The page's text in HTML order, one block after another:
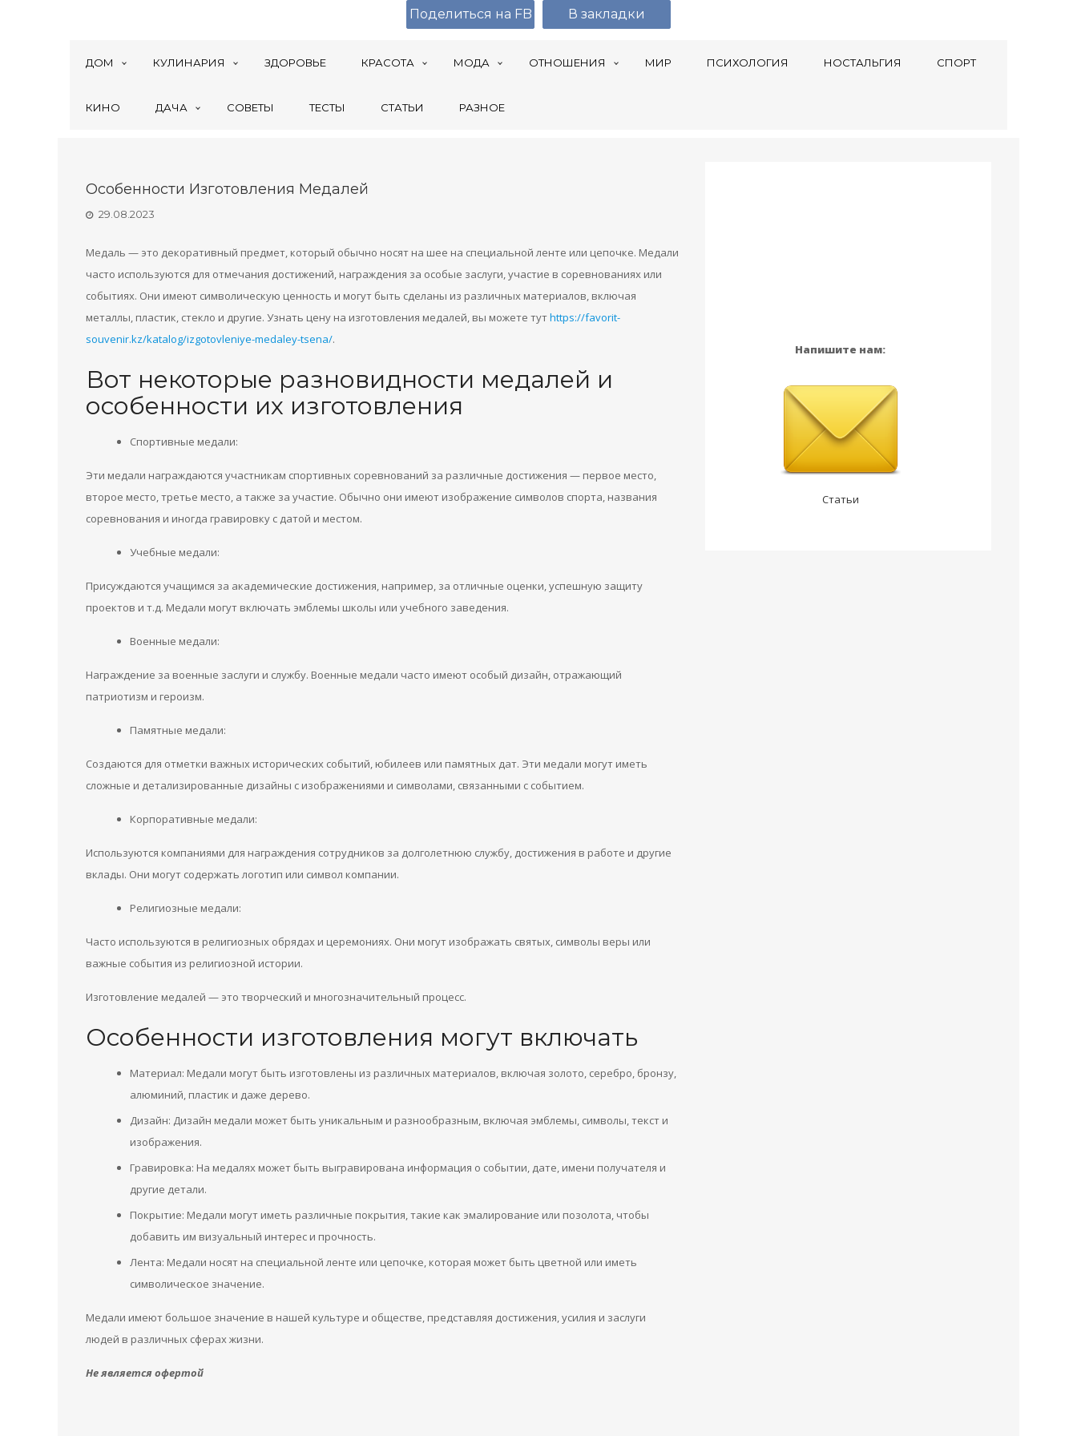
ДОМ КУЛИНАРИЯ ЗДОРОВЬЕ КРАСОТА МОДА ОТНОШЕНИЯ МИР ПСИХОЛОГИЯ НОСТАЛЬГИЯ СПОРТ
КИНО ДАЧА СОВЕТЫ ТЕСТЫ СТАТЬИ РАЗНОЕ
Особенности Изготовления Медалей
29.08.2023
Медаль — это декоративный предмет, который обычно носят на шее на специальной ленте или цепочке. Медали
часто используются для отмечания достижений, награждения за особые заслуги, участие в соревнованиях или
событиях. Они имеют символическую ценность и могут быть сделаны из различных материалов, включая
металлы, пластик, стекло и другие. Узнать цену на изготовления медалей, вы можете тутhttps://favorit-
souvenir.kz/katalog/izgotovleniye-medaley-tsena/.
Вот некоторые разновидности медалей и
особенности их изготовления
Спортивные медали:
Эти медали награждаются участникам спортивных соревнований за различные достижения — первое место,
второе место, третье место, а также за участие. Обычно они имеют изображение символов спорта, названия
соревнования и иногда гравировку с датой и местом.
Учебные медали:
Присуждаются учащимся за академические достижения, например, за отличные оценки, успешную защиту
проектов и т.д. Медали могут включать эмблемы школы или учебного заведения.
Военные медали:
Награждение за военные заслуги и службу. Военные медали часто имеют особый дизайн, отражающий
патриотизм и героизм.
Памятные медали:
Создаются для отметки важных исторических событий, юбилеев или памятных дат. Эти медали могут иметь
сложные и детализированные дизайны с изображениями и символами, связанными с событием.
Корпоративные медали:
Используются компаниями для награждения сотрудников за долголетнюю службу, достижения в работе и другие
вклады. Они могут содержать логотип или символ компании.
Религиозные медали:
Часто используются в религиозных обрядах и церемониях. Они могут изображать святых, символы веры или
важные события из религиозной истории.
Изготовление медалей — это творческий и многозначительный процесс.
Особенности изготовления могут включать
Материал: Медали могут быть изготовлены из различных материалов, включая золото, серебро, бронзу,
алюминий, пластик и даже дерево.
Дизайн: Дизайн медали может быть уникальным и разнообразным, включая эмблемы, символы, текст и
изображения.
Гравировка: На медалях может быть выгравирована информация о событии, дате, имени получателя и
другие детали.
Покрытие: Медали могут иметь различные покрытия, такие как эмалирование или позолота, чтобы
добавить им визуальный интерес и прочность.
Лента: Медали носят на специальной ленте или цепочке, которая может быть цветной или иметь
символическое значение.
Медали имеют большое значение в нашей культуре и обществе, представляя достижения, усилия и заслуги
людей в различных сферах жизни.
Не является офертой
Напишите нам:
Статьи
Поделиться на FB В закладки